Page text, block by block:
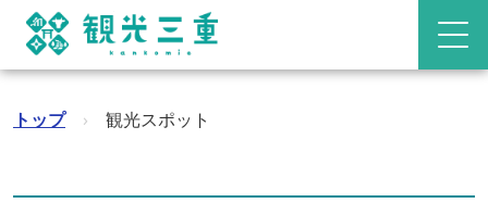
トップ › 観光スポット